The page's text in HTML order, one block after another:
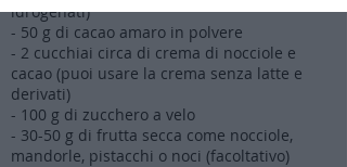
idrogenati)
- 50 g di cacao amaro in polvere
- 2 cucchiai circa di crema di nocciole e
cacao (puoi usare la crema senza latte e
derivati)
- 100 g di zucchero a velo
- 30-50 g di frutta secca come nocciole,
mandorle, pistacchi o noci (facoltativo)